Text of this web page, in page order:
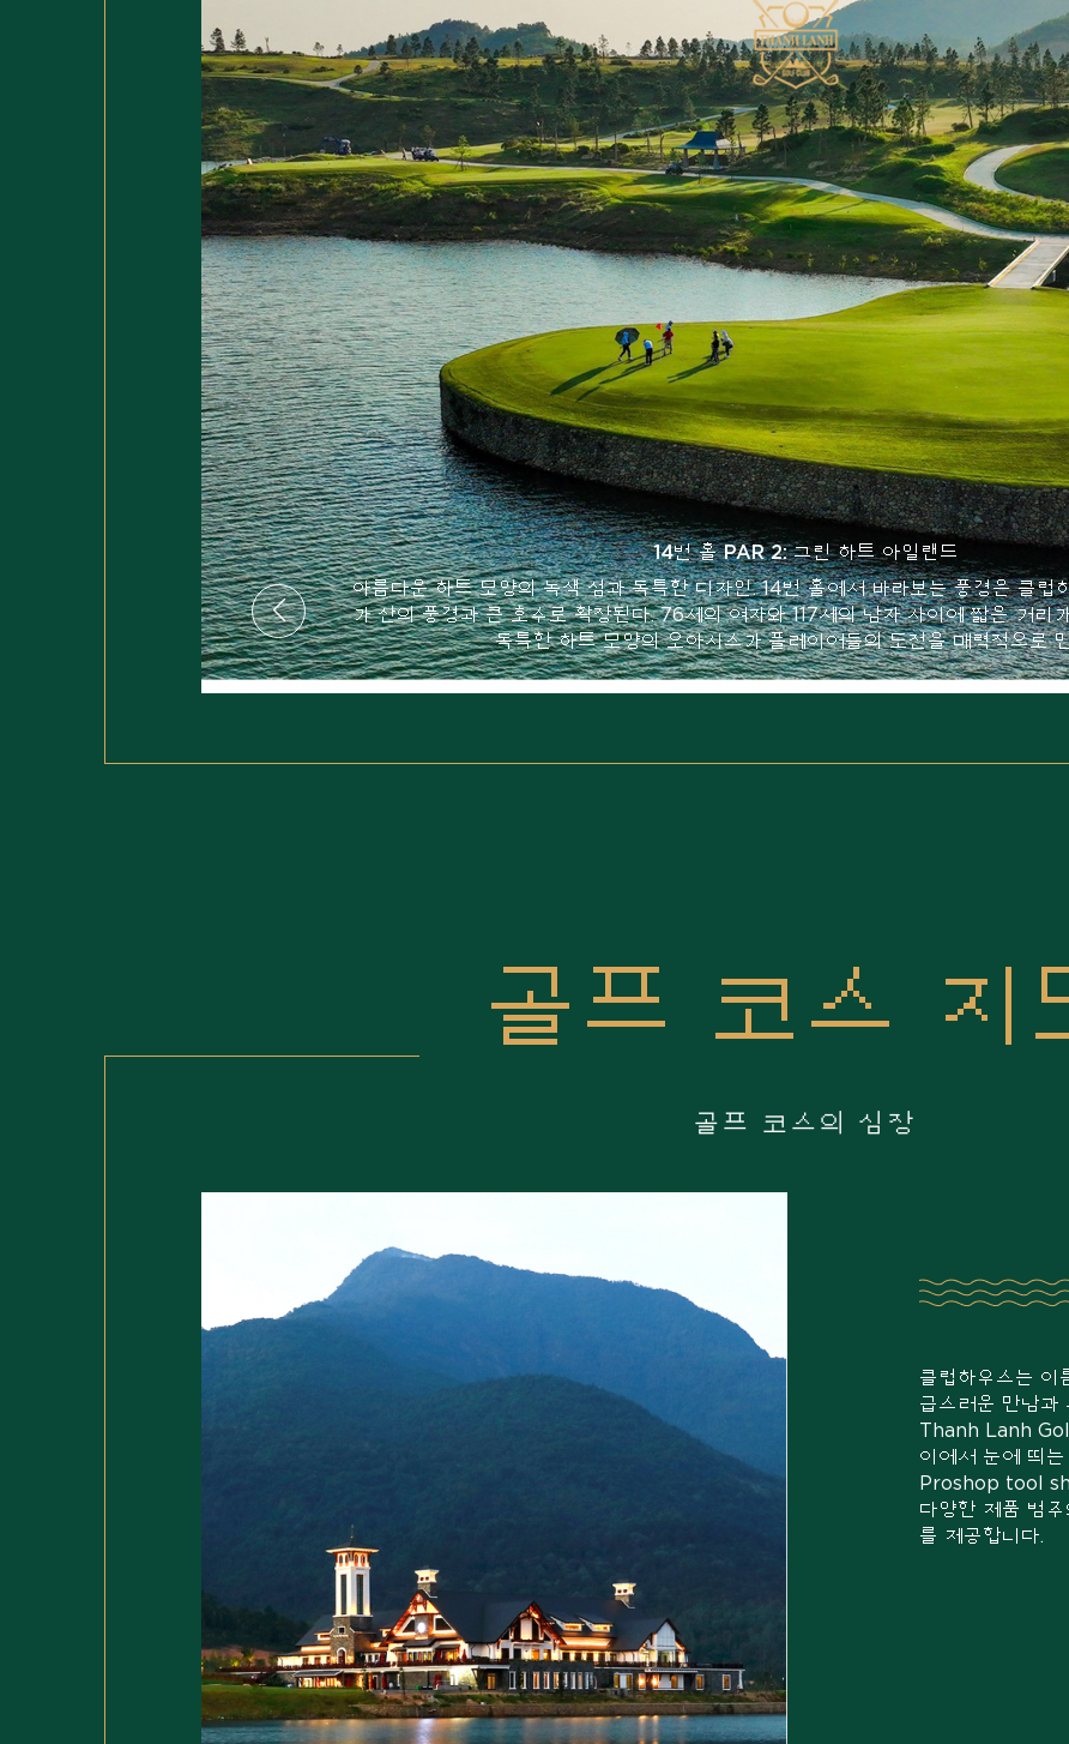
14번 홀 PAR 1: 그린 하트 오아시스
아름다운 하트 모양의 녹색 섬과 독특한 디자인. 14번 홀에서 바라보는 풍경은
가 산의 풍경과 큰 호수로 확장된다. 76세의 여자와 117세의 남자 사이에 짧은
독특한 하트 모양의 오아시스가 플레이어들의 도전을 매력적으
골프 코스 지
골프 코스의 심장
클럽하우스는 이
급스러운 만남과
Thanh Lanh
이에서 눈에 띄
Proshop tool
다양한 제품 범
를 제공합니다.